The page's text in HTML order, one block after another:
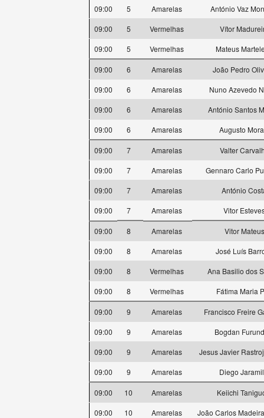
09:00
5 Amarelas
António Vaz
09:00
5 Vermelhas
Vítor
09:00
5 Vermelhas Mateus
09:00 6 Amarelas
João Pedro
09:00
6 Amarelas
Nuno Azevedo
09:00
6 Amarelas
António Santos
09:00
6 Amarelas Augusto
09:00 7 Amarelas
Valter
09:00
7 Amarelas
Gennaro Carlo
09:00
7 Amarelas
António
09:00
7 Amarelas Vitor
09:00 8 Amarelas
Vitor Mateus
09:00
8 Amarelas
José Luís
09:00
8 Vermelhas
Ana Basilio dos
09:00
8 Vermelhas Fátima Maria
09:00 9 Amarelas
Francisco Freire
09:00
9 Amarelas
Bogdan
09:00
9 Amarelas
Jesus Javier
09:00
9 Amarelas Diego
09:00 10 Amarelas
Keiichi
09:00
10 Amarelas
João Carlos